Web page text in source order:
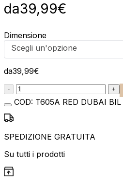
da39,99€
Dimensione
Scegli un'opzione
da39,99€
:product_name quantity
- +
COD: T605A RED DUBAI BIL
SPEDIZIONE GRATUITA
Su tutti i prodotti